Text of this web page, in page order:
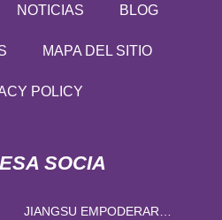
NOTICIAS BLOG
MAPA DEL SITIO
POLICY
SOCIA
JIANGSU EMPODERAR